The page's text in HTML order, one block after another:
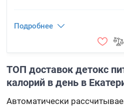
Подробнее
ТОП доставок детокс
калорий в день в
Автоматически